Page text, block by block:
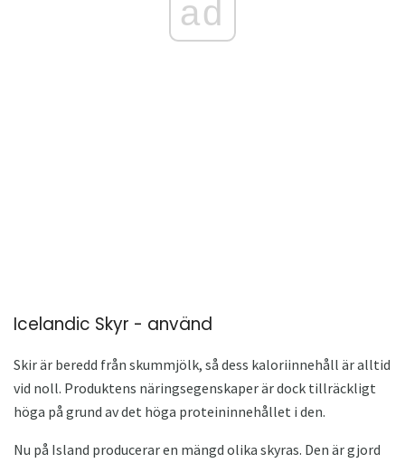
ad
Icelandic Skyr - använd
Skir är beredd från skummjölk, så dess kaloriinnehåll är alltid
vid noll. Produktens näringsegenskaper är dock tillräckligt
höga på grund av det höga proteininnehållet i den.
Nu på Island producerar en mängd olika skyras. Den är gjord